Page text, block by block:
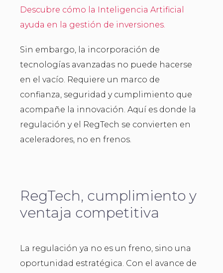
Descubre cómo la Inteligencia Artificial
ayuda en la gestión de inversiones.
Sin embargo, la incorporación de
tecnologías avanzadas no puede hacerse
en el vacío. Requiere un marco de
confianza, seguridad y cumplimiento que
acompañe la innovación. Aquí es donde la
regulación y el RegTech se convierten en
aceleradores, no en frenos.
RegTech, cumplimiento y
ventaja competitiva
La regulación ya no es un freno, sino una
oportunidad estratégica. Con el avance de